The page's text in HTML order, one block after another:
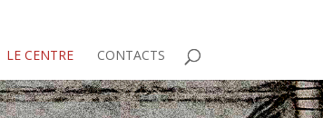
LE CENTRE CONTACTS